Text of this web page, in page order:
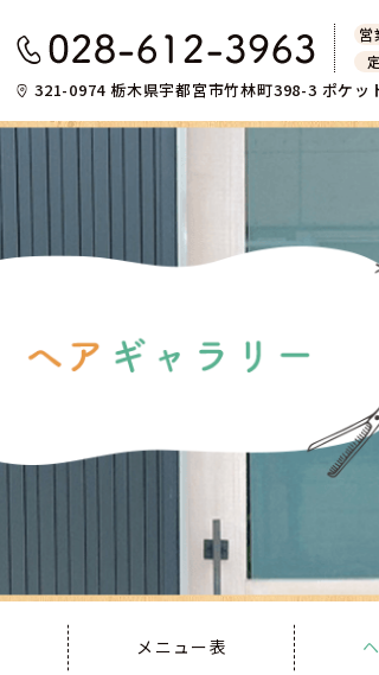
営
321-0974 栃木県宇都宮市竹林町398-3 ポケ
メニュー表